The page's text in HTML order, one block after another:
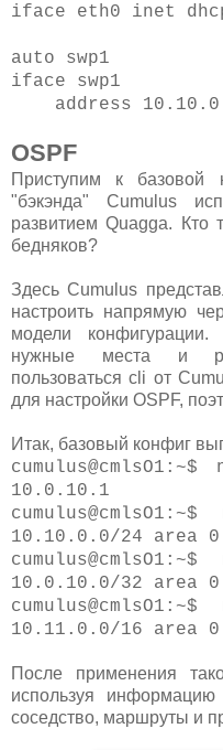
iface eth0 inet
auto swp1
iface swp1
address
OSPF
Приступим к базовой
"бэкэнда" Cumulus
развитием Quagga. Кто
бедняков?
Здесь Cumulus
настроить напрямую
модели
нужные места и
пользоваться cli от
для настройки OSPF,
Итак, базовый конфиг
10.0.10.1
10.10.0.0/24 area
10.0.10.0/32 area
10.11.0.0/16 area
После применения
используя
соседство, маршруты и